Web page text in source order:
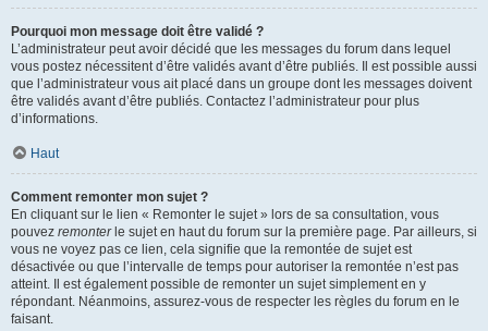
Pourquoi mon message doit être validé ?
L’administrateur peut avoir décidé que les messages du forum dans lequel
vous postez nécessitent d’être validés avant d’être publiés. Il est possible aussi
que l’administrateur vous ait placé dans un groupe dont les messages doivent
être validés avant d’être publiés. Contactez l’administrateur pour plus
d’informations.
Haut
Comment remonter mon sujet ?
En cliquant sur le lien « Remonter le sujet » lors de sa consultation, vous
pouvez remonterle sujet en haut du forum sur la première page. Par ailleurs, si
vous ne voyez pas ce lien, cela signifie que la remontée de sujet est
désactivée ou que l’intervalle de temps pour autoriser la remontée n’est pas
atteint. Il est également possible de remonter un sujet simplement en y
répondant. Néanmoins, assurez-vous de respecter les règles du forum en le
faisant.